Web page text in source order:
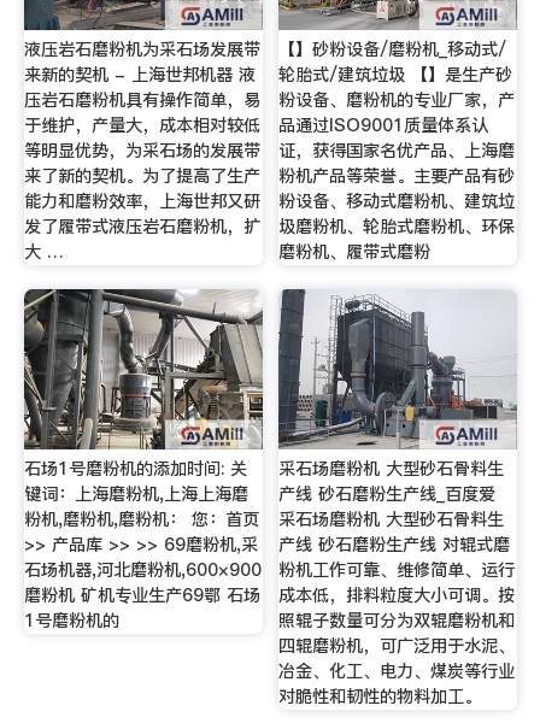
液压岩石磨粉机为采石场发展带
来新的契机 - 上海世邦机器 液
压岩石磨粉机具有操作简单，易
于维护，产量大，成本相对较低
等明显优势，为采石场的发展带
来了新的契机。为了提高了生产
能力和磨粉效率，上海世邦又研
发了履带式液压岩石磨粉机，扩
大 …
【】砂粉设备/磨粉机_移动式/
轮胎式/建筑垃圾 【】是生产砂
粉设备、磨粉机的专业厂家，产
品通过ISO9001质量体系认
证，获得国家名优产品、上海磨
粉机产品等荣誉。主要产品有砂
粉设备、移动式磨粉机、建筑垃
圾磨粉机、轮胎式磨粉机、环保
磨粉机、履带式磨粉
石场1号磨粉机的添加时间: 关
键词：上海磨粉机,上海上海磨
粉机,磨粉机,磨粉机： 您：首页
>> 产品库 >> >> 69磨粉机,采
石场机器,河北磨粉机,600×900
磨粉机 矿机专业生产69鄂 石场
1号磨粉机的
采石场磨粉机 大型砂石骨料生
产线 砂石磨粉生产线_百度爱
采石场磨粉机 大型砂石骨料生
产线 砂石磨粉生产线 对辊式磨
粉机工作可靠、维修简单、运行
成本低，排料粒度大小可调。按
照辊子数量可分为双辊磨粉机和
四辊磨粉机，可广泛用于水泥、
冶金、化工、电力、煤炭等行业
对脆性和韧性的物料加工。